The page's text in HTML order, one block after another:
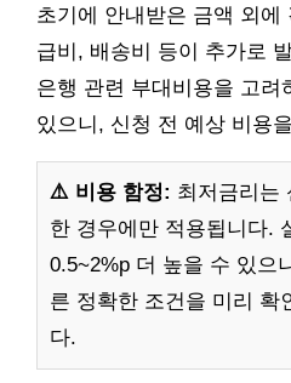
초기에 안내받은 금액 외
급비, 배송비 등이 추가로
은행 관련 부대비용을 고려
있으니, 신청 전 예상 비용
⚠️ 비용 함정: 최저금리는
한 경우에만 적용됩니다.
0.5~2%p 더 높을 수 있으
른 정확한 조건을 미리 확
다.